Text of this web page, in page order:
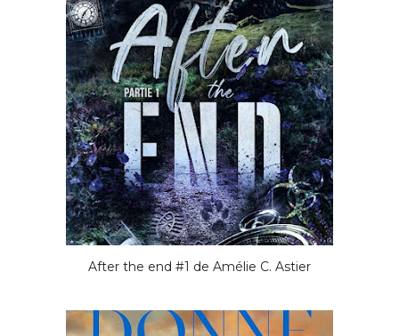
After the end #1 de Amélie C. Astier